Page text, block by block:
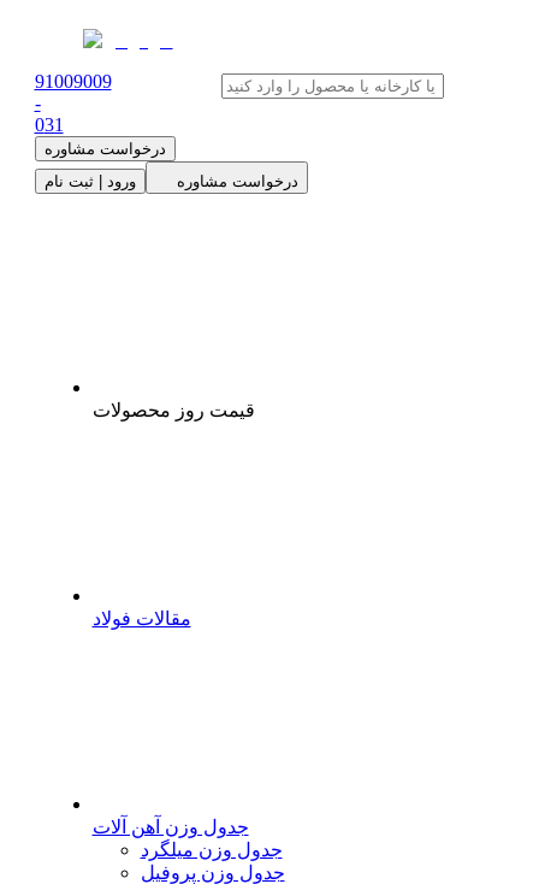
91009009
-
031
درخواست مشاوره
ورود | ثبت نام
درخواست مشاوره
قیمت روز محصولات
مقالات فولاد
جدول وزن آهن آلات
جدول وزن میلگرد
جدول وزن پروفیل